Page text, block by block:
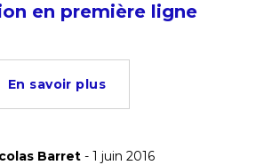
en première ligne
En savoir plus
Barret- 1 juin 2016